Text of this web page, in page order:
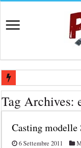
Casting per nuovo
Ricerca tastierista per
Casting film horror
Tag Archives:
Casting modelle
6 Settembre 2011